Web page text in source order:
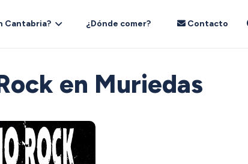
Cantabria? ¿Dónde comer? Contacto
en Muriedas